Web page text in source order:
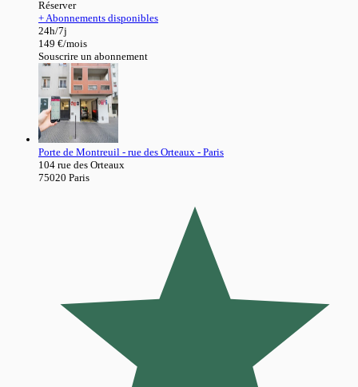
Réserver
+ Abonnements disponibles
24h/7j
149 €/mois
Souscrire un abonnement
Porte de Montreuil - rue des Orteaux - Paris
104 rue des Orteaux
75020 Paris